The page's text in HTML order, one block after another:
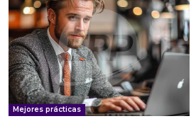
Mejores prácticas